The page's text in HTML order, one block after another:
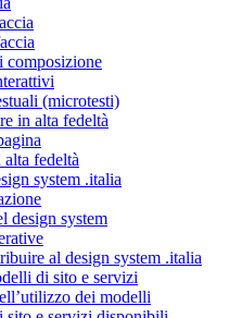
composizione
(microtesti)
in alta fedeltà
fedeltà
system .italia
design system
al design system .italia
di sito e servizi
dei modelli